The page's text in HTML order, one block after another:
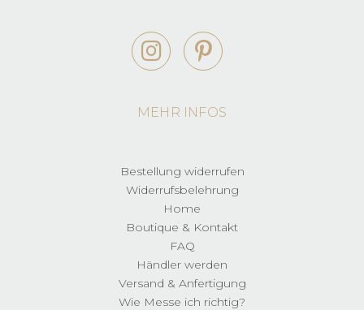
MEHR INFOS
Bestellung widerrufen
Widerrufsbelehrung
Home
Boutique & Kontakt
FAQ
Händler werden
Versand & Anfertigung
Wie Messe ich richtig?